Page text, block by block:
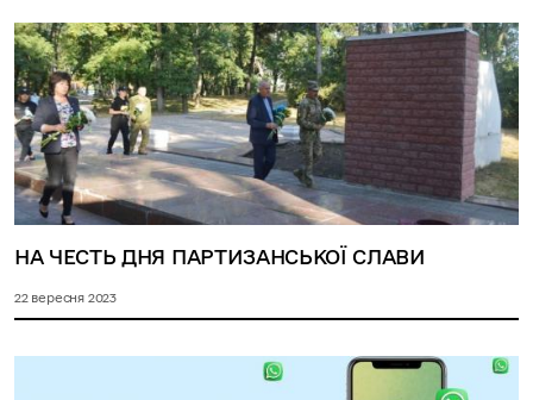
НА ЧЕСТЬ ДНЯ ПАРТИЗАНСЬКОЇ СЛАВИ
22 вересня 2023